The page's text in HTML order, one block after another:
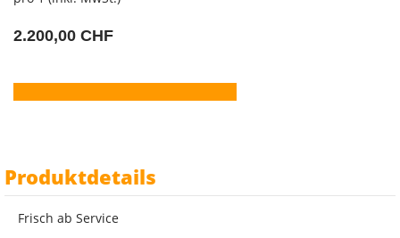
2.200,00 CHF
Produktdetails
Frisch ab Service